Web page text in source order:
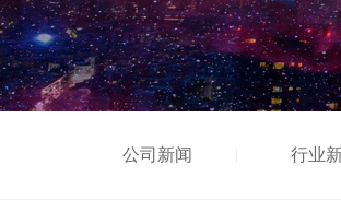
公司新闻 行业